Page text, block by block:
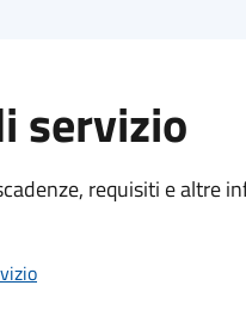
servizio
requisiti e altre